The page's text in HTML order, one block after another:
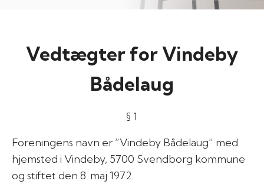
Vedtægter for Vindeby
Bådelaug
§ 1.
Foreningens navn er ”Vindeby Bådelaug” med
hjemsted i Vindeby, 5700 Svendborg kommune
og stiftet den 8. maj 1972.